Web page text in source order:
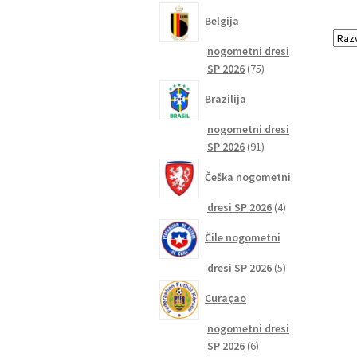
Belgija
nogometni dresi
SP 2026 7575
Brazilija
nogometni dresi
SP 2026 9191
Češka nogometni
dresi SP 2026 44
Čile nogometni
dresi SP 2026 55
Curaçao
nogometni dresi
SP 2026 66